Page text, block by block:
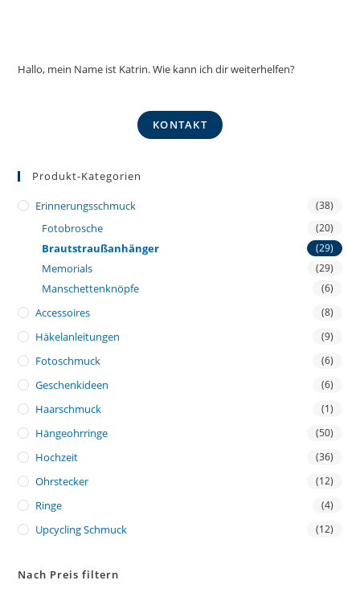
Hallo, mein Name ist Katrin. Wie kann ich dir weiterhelfen?
KONTAKT
Produkt-Kategorien
Erinnerungsschmuck (38)
Fotobrosche (20)
Brautstraußanhänger (29)
Memorials (29)
Manschettenknöpfe (6)
Accessoires (8)
Häkelanleitungen (9)
Fotoschmuck (6)
Geschenkideen (6)
Haarschmuck (1)
Hängeohrringe (50)
Hochzeit (36)
Ohrstecker (12)
Ringe (4)
Upcycling Schmuck (12)
Nach Preis filtern